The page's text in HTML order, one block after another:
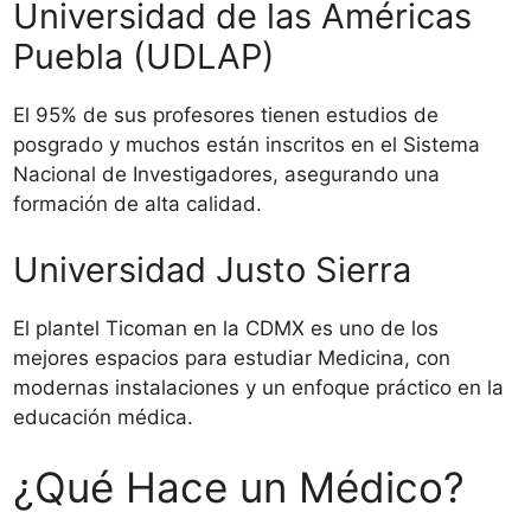
Universidad de las Américas
Puebla (UDLAP)
El 95% de sus profesores tienen estudios de
posgrado y muchos están inscritos en el Sistema
Nacional de Investigadores, asegurando una
formación de alta calidad.
Universidad Justo Sierra
El plantel Ticoman en la CDMX es uno de los
mejores espacios para estudiar Medicina, con
modernas instalaciones y un enfoque práctico en la
educación médica.
¿Qué Hace un Médico?